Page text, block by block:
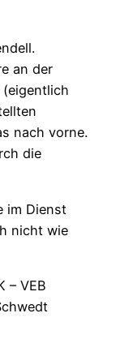
an der
nach vorne.
die
im Dienst
nicht wie
– VEB